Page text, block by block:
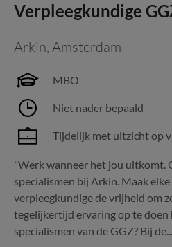
Verpleegkundige
Arkin, Amsterdam
MBO
Niet nader bepaald
Tijdelijk met uitzicht op
"Werk wanneer het jou uitkomt.
specialismen bij Arkin. Maak
verpleegkundige de vrijheid om
tegelijkertijd ervaring op te doen
specialismen van de GGZ? Bij de...